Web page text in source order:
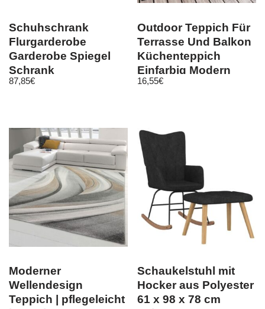
Schuhschrank
Flurgarderobe
Garderobe Spiegel
Schrank
Wandgarderobe
87,85€
Outdoor Teppich Für
Terrasse Und Balkon
Küchenteppich
Einfarbig Modern
Schwarz
16,55€
Moderner
Wellendesign
Teppich | pflegeleicht
Schaukelstuhl mit
Hocker aus Polyester
61 x 98 x 78 cm